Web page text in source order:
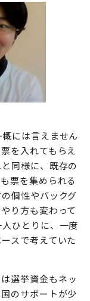
には言えません
を入れてもらえ
同様に、既存の
票を集められる
個性やバックグ
り方も変わって
ひとりに、一度
スで考えていた
選挙資金もネッ
のサポートが少